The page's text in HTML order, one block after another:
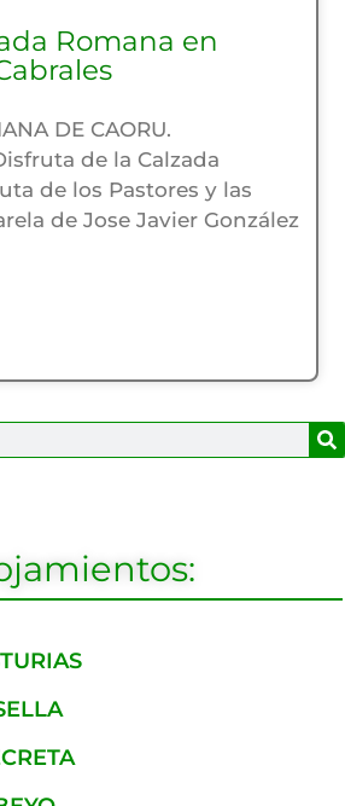
Romana en
DE CAORU.
de la Calzada
de los Pastores y las
de Jose Javier González